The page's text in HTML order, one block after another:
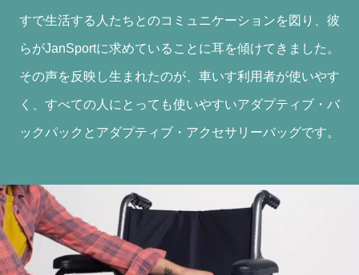
すで生活する人たちとのコミュニケーションを図り、彼
らがJanSportに求めていることに耳を傾けてきました。
その声を反映し生まれたのが、車いす利用者が使いやす
く、すべての人にとっても使いやすいアダプティブ・バ
ックパックとアダプティブ・アクセサリーバッグです。